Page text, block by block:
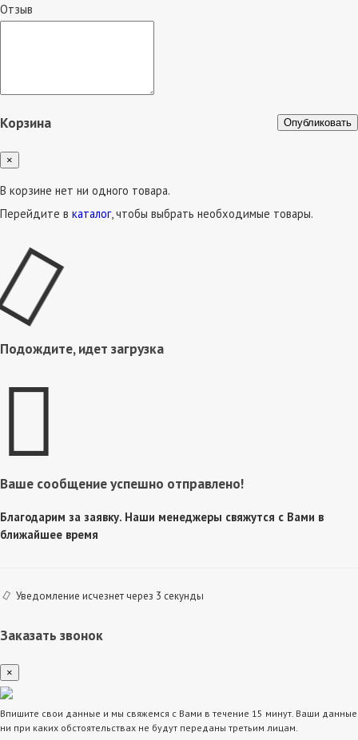
Отзыв
Опубликовать
Корзина
×
В корзине нет ни одного товара.
Перейдите в каталог, чтобы выбрать необходимые товары.
Подождите, идет загрузка
Ваше сообщение успешно отправлено!
Благодарим за заявку. Наши менеджеры свяжутся с Вами в
ближайшее время
Уведомление исчезнет через 3 секунды
Заказать звонок
×
Впишите свои данные и мы свяжемся с Вами в течение 15 минут. Ваши данные
ни при каких обстоятельствах не будут переданы третьим лицам.